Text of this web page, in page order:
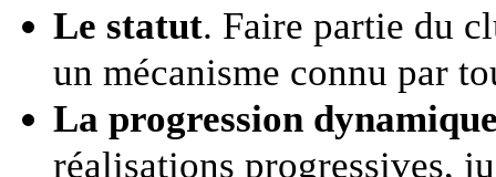
Le statut. Faire partie du
un mécanisme connu par
La progression
réalisations progressives,